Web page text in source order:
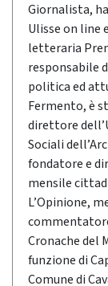
Giornalista,
Ulisse on line
letteraria
responsabile
politica ed
Fermento, è
direttore
Sociali
fondatore e
mensile
L’Opinione,
Cronache del
funzione di
Comune di